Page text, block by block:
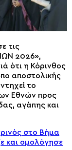
τις
2026»,
ότι η Κόρινθος
αποστολικής
το
Εθνών προς
αγάπης και